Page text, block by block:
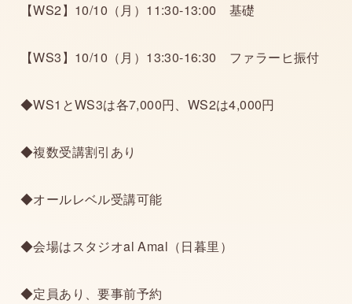
【WS2】10/10（月）11:30-13:00 基礎
【WS3】10/10（月）13:30-16:30 ファラーヒ振付
◆WS1とWS3は各7,000円、WS2は4,000円
◆複数受講割引あり
◆オールレベル受講可能
◆会場はスタジオal Amal（日暮里）
◆定員あり、要事前予約